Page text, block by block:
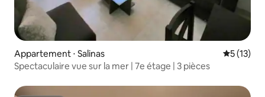
Appartement ⋅ Salinas
5 (13)
Spectaculaire vue sur la mer | 7e étage | 3 pièces